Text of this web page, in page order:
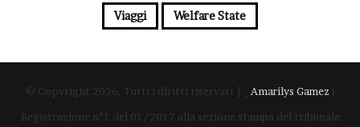
Viaggi Welfare State
© Copyright 2026, Tutti i diritti riservati | Amarilys Gamez |
Registrazione n°1 del 01/2017 alla sezione stampa del tribunale